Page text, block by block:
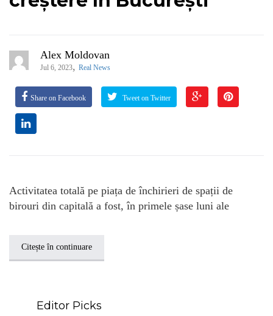
Alex Moldovan
Jul 6, 2023, Real News
Share on Facebook Tweet on Twitter
Activitatea totală pe piața de închirieri de spații de
birouri din capitală a fost, în primele șase luni ale
Citește în continuare
Editor Picks